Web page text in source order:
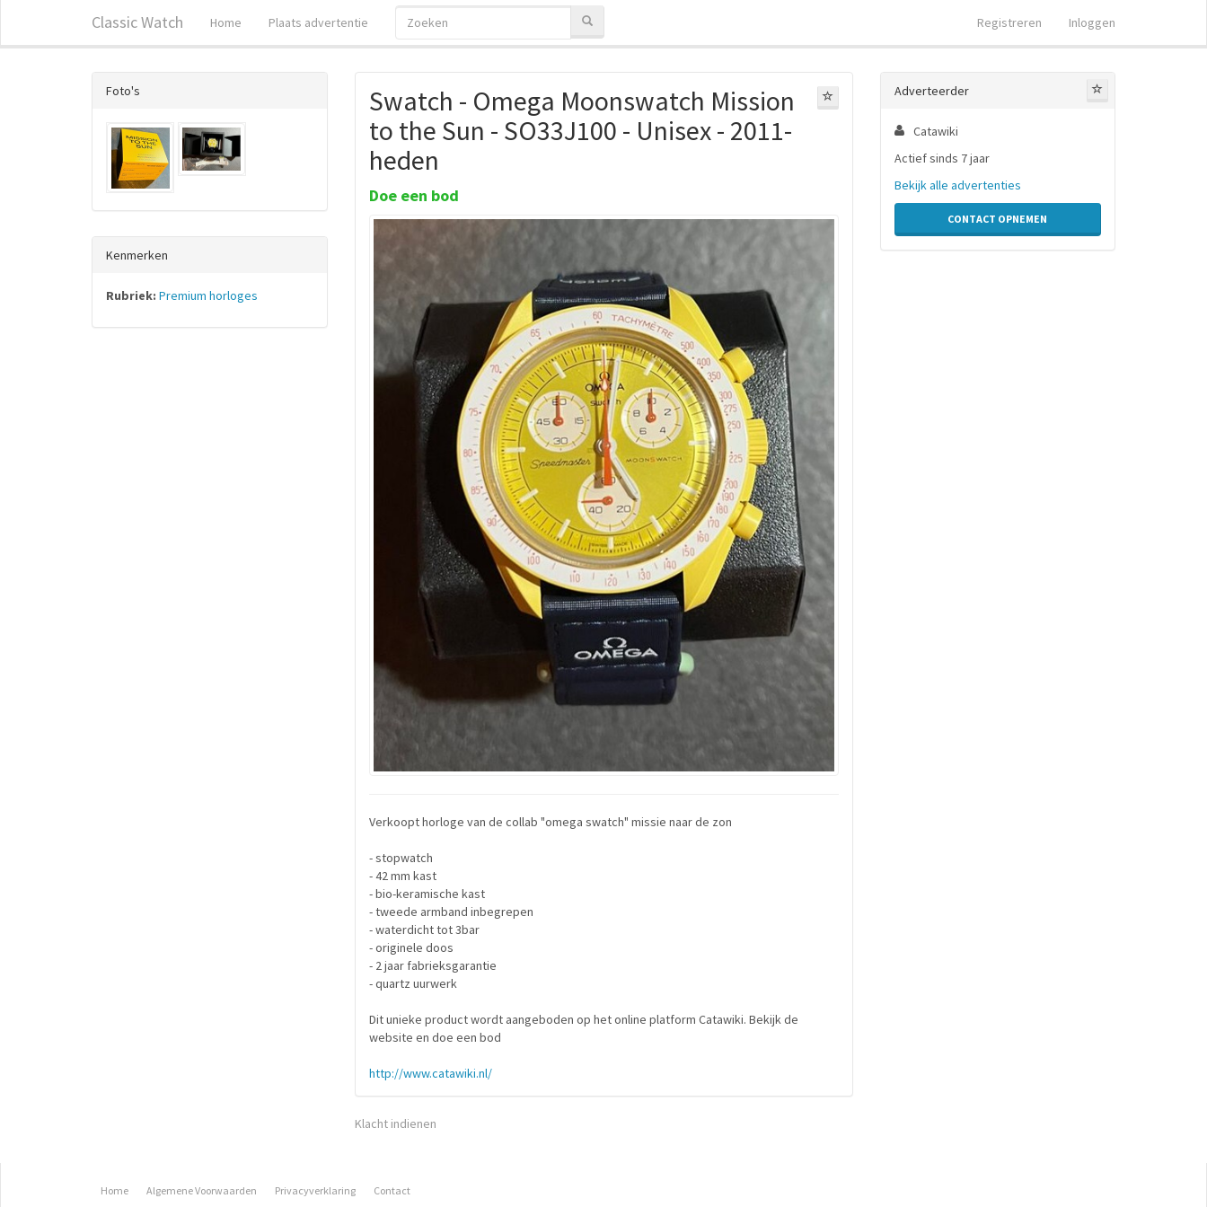
Classic Watch Home Plaats advertentie Registreren Inloggen
Swatch - Omega Moonswatch Mission
to the Sun - SO33J100 - Unisex - 2011-
heden
Doe een bod
Verkoopt horloge van de collab "omega swatch" missie naar de zon
- stopwatch
- 42 mm kast
- bio-keramische kast
- tweede armband inbegrepen
- waterdicht tot 3bar
- originele doos
- 2 jaar fabrieksgarantie
- quartz uurwerk
Dit unieke product wordt aangeboden op het online platform Catawiki. Bekijk de
website en doe een bod
http://www.catawiki.nl/
Klacht indienen
Foto's
Kenmerken
Rubriek: Premium horloges
Adverteerder
Catawiki
Actief sinds 7 jaar
Bekijk alle advertenties
CONTACT OPNEMEN
Home Algemene Voorwaarden Privacyverklaring Contact